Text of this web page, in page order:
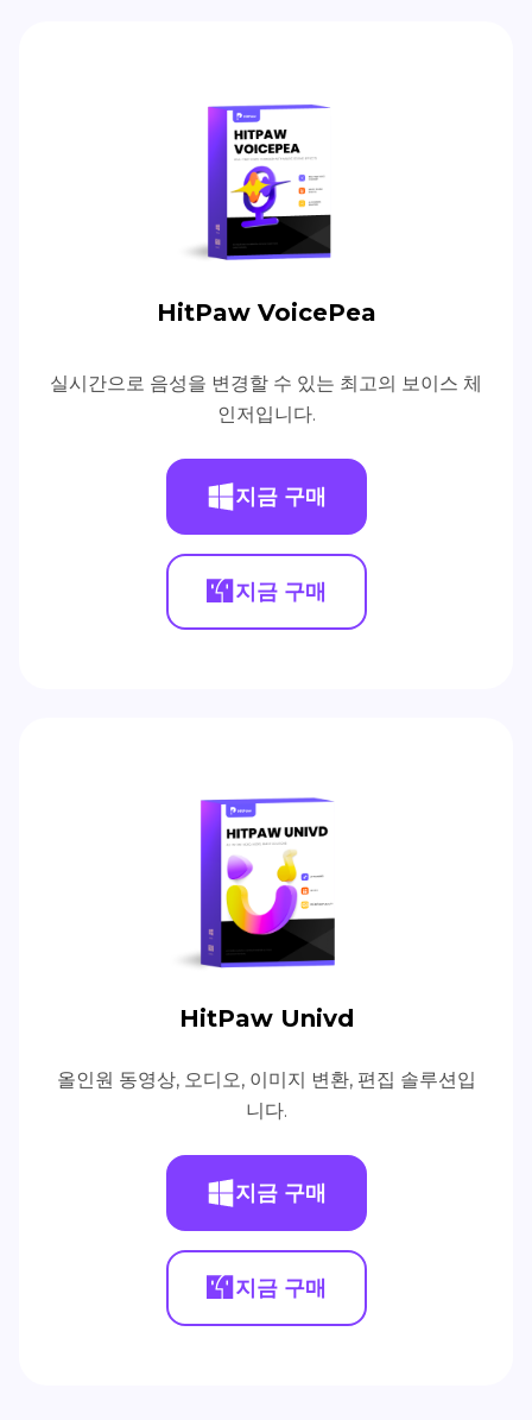
HitPaw VoicePea
실시간으로 음성을 변경할 수 있는 최고의 보이스 체
인저입니다.
지금 구매
지금 구매
HitPaw Univd
올인원 동영상, 오디오, 이미지 변환, 편집 솔루션입
니다.
지금 구매
지금 구매